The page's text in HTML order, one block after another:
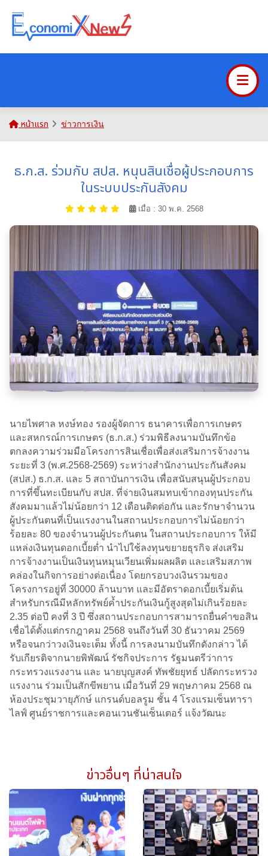
หน้าแรก ข่าวการเงิน
ธ.ก.ส. ร่วมกับ สปส. หนุนสินเชื่อผู้ประกอบการ
ในระบบประกันสังคม
เมื่อ : 30 พ.ค. 2568
​นายไพศาล หงษ์ทอง รองผู้จัดการ ธนาคารเพื่อการเกษตร
และสหกรณ์การเกษตร (ธ.ก.ส.) ร่วมพิธีลงนามบันทึกข้อ
ตกลงความร่วมมือโครงการสินเชื่อเพื่อส่งเสริมการจ้างงาน
ระยะที่ 3 (พ.ศ.2568-2569) ระหว่างสำนักงานประกันสังคม
(สปส.) ธ.ก.ส. และ 5 สถาบันการเงิน เพื่อสนับสนุนผู้ประกอบ
การที่ขึ้นทะเบียนกับ สปส. ที่จ่ายเงินสมทบเข้ากองทุนประกัน
สังคมมาแล้วไม่น้อยกว่า 12 เดือนติดต่อกัน และรักษาจำนวน
ผู้ประกันตนที่เป็นแรงงานในสถานประกอบการไม่น้อยกว่า
ร้อยละ 80 ของจำนวนผู้ประกันตน ในสถานประกอบการ ให้มี
แหล่งเงินทุนดอกเบี้ยต่ำ นำไปใช้ลงทุนขยายธุรกิจ ส่งเสริม
การจ้างงานเป็นเงินทุนหมุนเวียนเพิ่มผลผลิต และเสริมสภาพ
คล่องในกิจการอย่างต่อเนื่อง โดยกรอบวงเงินรวมของ
โครงการอยู่ที่ 30000 ล้านบาท และมีอัตราดอกเบี้ยเริ่มต้น
สำหรับกรณีมีหลักทรัพย์ค้ำประกันเงินกู้สูงสุดไม่เกินร้อยละ
2.35 ต่อปี คงที่ 3 ปี ซึ่งสถานประกอบการสามารถยื่นคำขอสิน
เชื่อได้ตั้งแต่กรกฎาคม 2568 จนถึงวันที่ 30 ธันวาคม 2569
หรือจนกว่าวงเงินจะเต็ม ทั้งนี้ การลงนามบันทึกดังกล่าว ได้
รับเกียรติจากนายพิพัฒน์ รัชกิจประการ รัฐมนตรีว่าการ
กระทรวงแรงงาน และ นายบุญสงค์ ทัพชัยยุทธ์ ปลัดกระทรวง
แรงงาน ร่วมเป็นสักขีพยาน เมื่อวันที่ 29 พฤษภาคม 2568 ณ
ห้องประชุมวายุภักษ์ แกรนด์บอลรูม ชั้น 4 โรงแรมเซ็นทารา
ไลฟ์ ศูนย์ราชการและคอนเวนชันเซ็นเตอร์ แจ้งวัฒนะ
ข่าวอื่นๆ ที่น่าสนใจ